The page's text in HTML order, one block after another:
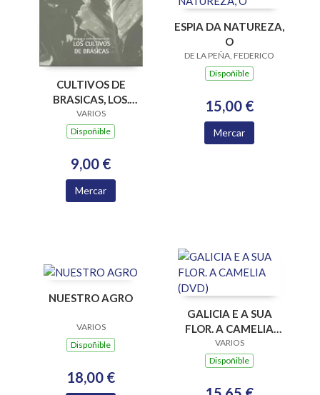
CULTIVOS DE
BRASICAS, LOS.
PLAGAS Y
ENFERMEDADES DE
VARIOS
Dispoñible
9,00 €
Mercar
ESPIA DA NATUREZA,
O
DE LA PEÑA, FEDERICO
Dispoñible
15,00 €
Mercar
NUESTRO AGRO
VARIOS
Dispoñible
18,00 €
GALICIA E A SUA
FLOR. A CAMELIA
(DVD)
VARIOS
Dispoñible